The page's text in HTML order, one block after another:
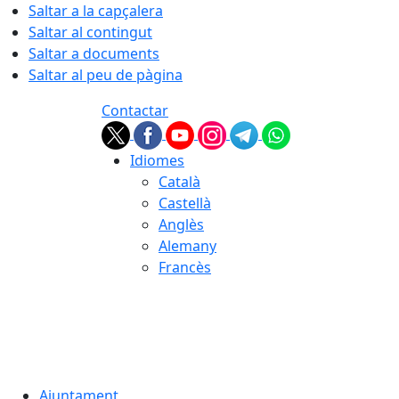
Saltar a la capçalera
Saltar al contingut
Saltar a documents
Saltar al peu de pàgina
Contactar
Idiomes
Català
Castellà
Anglès
Alemany
Francès